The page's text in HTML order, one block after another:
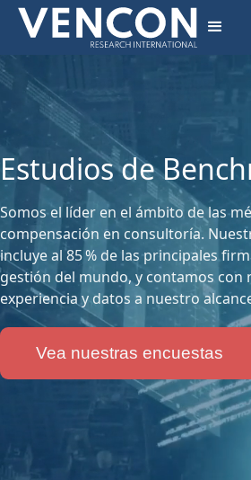
Estudios de
Somos el líder en el ámbito de las
compensación en consultoría.
incluye al 85 % de las principales
gestión del mundo, y contamos con
experiencia y datos a nuestro
Vea nuestras encuestas